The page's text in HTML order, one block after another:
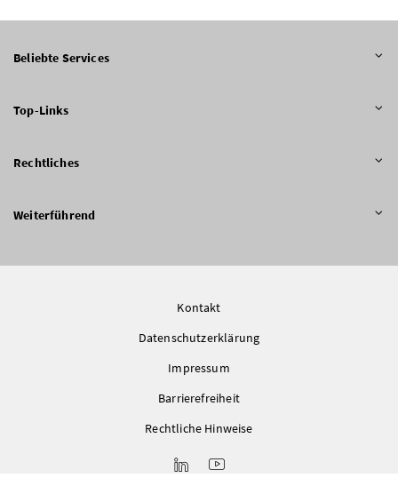
Beliebte Services
Top-Links
Rechtliches
Weiterführend
Kontakt
Datenschutzerklärung
Impressum
Barrierefreiheit
Rechtliche Hinweise
LinkedInYoutube